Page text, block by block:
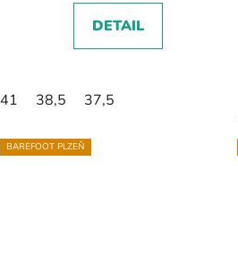
DETAIL
41 38,5 37,5
BAREFOOT PLZEŇ